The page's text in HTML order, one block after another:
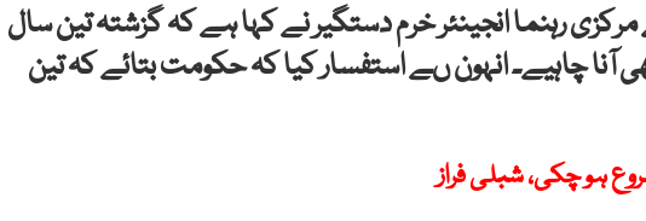
رہنما انجینئر خرم دستگیر نے کہا ہے کہ گزشتہ تین سال
آنا چاہیے۔ انہون ںے استفسار کیا کہ حکومت بتائے کہ تین
ہو چکی، شبلی فراز